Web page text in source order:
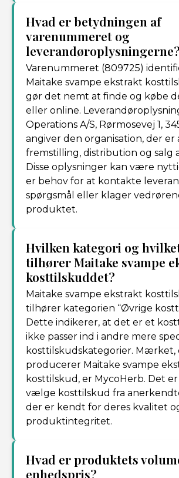
Hvad er betydningen af ​​
varenummeret og
leverandøroplysningerne?
Varenummeret (809725)
Maitake svampe ekstrakt
gør det nemt at finde og købe
eller online.
Operations A/S, Rørmosevej 1,
angiver den organisation, der er
fremstilling, distribution og salg
Disse oplysninger kan være
er behov for at kontakte
spørgsmål eller klager
produktet.
Hvilken kategori og
tilhører Maitake svampe
kosttilskuddet?
Maitake svampe ekstrakt
tilhører kategorien “Øvrige
Dette indikerer, at det er et
ikke passer ind i andre mere
kosttilskudskategorier. Mærket,
producerer Maitake svampe
kosttilskud, er MycoHerb. Det
vælge kosttilskud fra
der er kendt for deres kvalitet
produktintegritet.
Hvad er produktets
enhedspris?